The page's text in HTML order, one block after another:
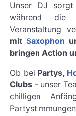
Unser DJ sorgt
während die
Veranstaltung
mit Saxophon
bringen Action
Ob bei Partys,
Clubs - unser
chilligen